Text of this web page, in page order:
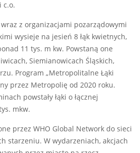
c.o.
z organizacjami pozarządowymi
wysieje na jesień 8 łąk kwietnych,
11 tys. m kw. Powstaną one
Siemianowicach Śląskich,
Program „Metropolitalne Łąki
przez Metropolię od 2020 roku.
powstały łąki o łącznej
mkw.
przez WHO Global Network do sieci
starzeniu. W wydarzeniach, akcjach